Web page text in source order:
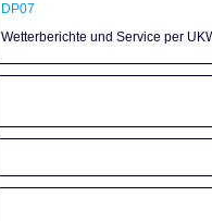
DP07
Wetterberichte und Service per